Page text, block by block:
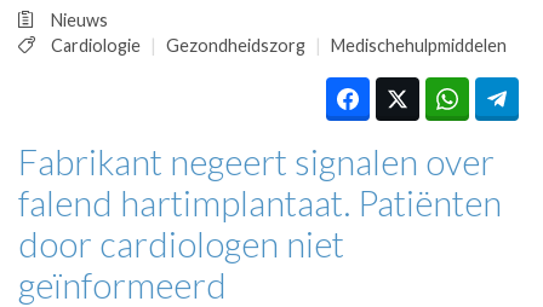
Nieuws
Cardiologie
Gezondheidszorg Medischehulpmiddelen
Fabrikant negeert signalen over
falend hartimplantaat. Patiënten
door cardiologen niet
geïnformeerd